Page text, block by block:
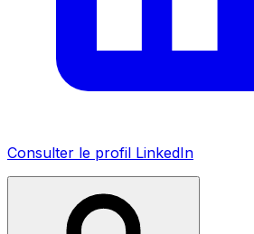
Consulter le profil LinkedIn